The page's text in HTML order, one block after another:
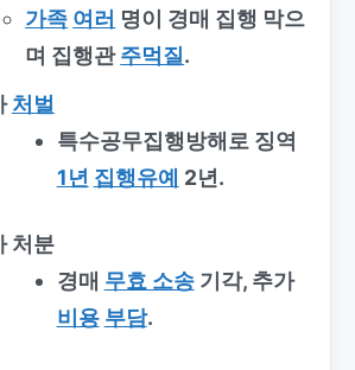
가족 여러 명이 경매 집행 막으
며 집행관주먹질 .
처벌
특수공무집행방해로 징역
1년 집행유예 2년.
처분
경매 무효 소송기각, 추가
비용 부담.